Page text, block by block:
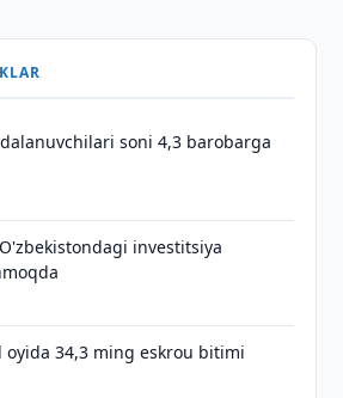
soni 4,3 barobarga
investitsiya
oyida 34,3 ming eskrou bitimi